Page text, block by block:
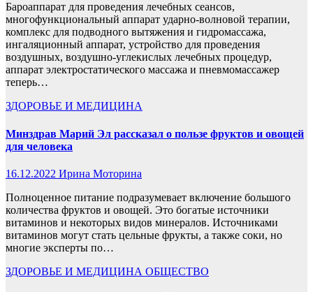
Бароаппарат для проведения лечебных сеансов,
многофункциональный аппарат ударно-волновой терапии,
комплекс для подводного вытяжения и гидромассажа,
ингаляционный аппарат, устройство для проведения
воздушных, воздушно-углекислых лечебных процедур,
аппарат электростатического массажа и пневмомассажер
теперь…
ЗДОРОВЬЕ И МЕДИЦИНА
Минздрав Марий Эл рассказал о пользе фруктов и овощей
для человека
16.12.2022 Ирина Моторина
Полноценное питание подразумевает включение большого
количества фруктов и овощей. Это богатые источники
витаминов и некоторых видов минералов. Источниками
витаминов могут стать цельные фрукты, а также соки, но
многие эксперты по…
ЗДОРОВЬЕ И МЕДИЦИНА ОБЩЕСТВО